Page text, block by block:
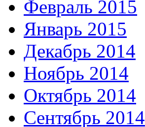
Февраль 2015
Январь 2015
Декабрь 2014
Ноябрь 2014
Октябрь 2014
Сентябрь 2014